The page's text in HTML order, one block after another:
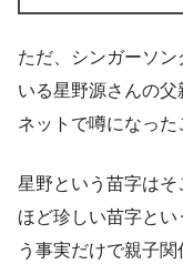
ただ、シンガーソ
いる星野源さんの
ネットで噂になった
星野という苗字は
ほど珍しい苗字と
う事実だけで親子